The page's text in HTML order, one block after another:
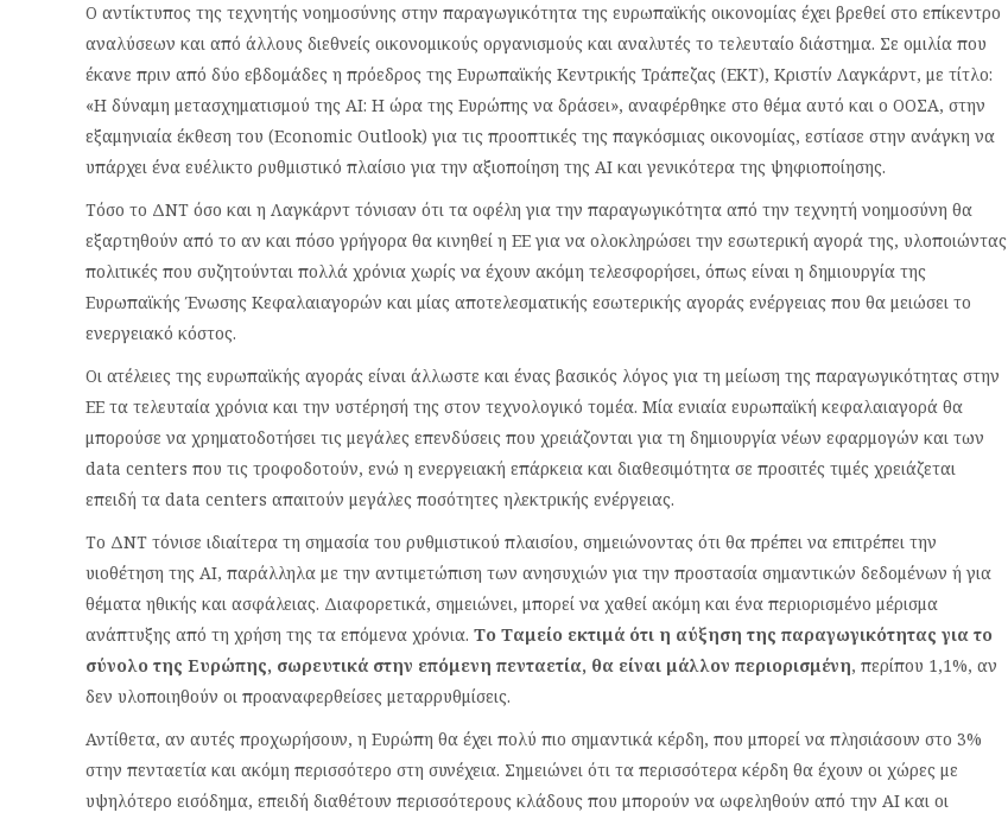
Ο αντίκτυπος της τεχνητής νοημοσύνης στην παραγωγικότητα της ευρωπαϊκής οικονομίας έχει βρεθεί στο επίκεντρο
αναλύσεων και από άλλους διεθνείς οικονομικούς οργανισμούς και αναλυτές το τελευταίο διάστημα. Σε ομιλία που
έκανε πριν από δύο εβδομάδες η πρόεδρος της Ευρωπαϊκής Κεντρικής Τράπεζας (ΕΚΤ), Κριστίν Λαγκάρντ, με τίτλο:
«Η δύναμη μετασχηματισμού της ΑΙ: Η ώρα της Ευρώπης να δράσει», αναφέρθηκε στο θέμα αυτό και ο ΟΟΣΑ, στην
εξαμηνιαία έκθεση του (Economic Outlook) για τις προοπτικές της παγκόσμιας οικονομίας, εστίασε στην ανάγκη να
υπάρχει ένα ευέλικτο ρυθμιστικό πλαίσιο για την αξιοποίηση της ΑΙ και γενικότερα της ψηφιοποίησης.
Τόσο το ΔΝΤ όσο και η Λαγκάρντ τόνισαν ότι τα οφέλη για την παραγωγικότητα από την τεχνητή νοημοσύνη θα
εξαρτηθούν από το αν και πόσο γρήγορα θα κινηθεί η ΕΕ για να ολοκληρώσει την εσωτερική αγορά της, υλοποιώντας
πολιτικές που συζητούνται πολλά χρόνια χωρίς να έχουν ακόμη τελεσφορήσει, όπως είναι η δημιουργία της
Ευρωπαϊκής Ένωσης Κεφαλαιαγορών και μίας αποτελεσματικής εσωτερικής αγοράς ενέργειας που θα μειώσει το
ενεργειακό κόστος.
Οι ατέλειες της ευρωπαϊκής αγοράς είναι άλλωστε και ένας βασικός λόγος για τη μείωση της παραγωγικότητας στην
ΕΕ τα τελευταία χρόνια και την υστέρησή της στον τεχνολογικό τομέα. Μία ενιαία ευρωπαϊκή κεφαλαιαγορά θα
μπορούσε να χρηματοδοτήσει τις μεγάλες επενδύσεις που χρειάζονται για τη δημιουργία νέων εφαρμογών και των
data centers που τις τροφοδοτούν, ενώ η ενεργειακή επάρκεια και διαθεσιμότητα σε προσιτές τιμές χρειάζεται
επειδή τα data centers απαιτούν μεγάλες ποσότητες ηλεκτρικής ενέργειας.
Το ΔΝΤ τόνισε ιδιαίτερα τη σημασία του ρυθμιστικού πλαισίου, σημειώνοντας ότι θα πρέπει να επιτρέπει την
υιοθέτηση της ΑΙ, παράλληλα με την αντιμετώπιση των ανησυχιών για την προστασία σημαντικών δεδομένων ή για
θέματα ηθικής και ασφάλειας. Διαφορετικά, σημειώνει, μπορεί να χαθεί ακόμη και ένα περιορισμένο μέρισμα
ανάπτυξης από τη χρήση της τα επόμενα χρόνια. Το Ταμείο εκτιμά ότι η αύξηση της παραγωγικότητας για το
σύνολο της Ευρώπης, σωρευτικά στην επόμενη πενταετία, θα είναι μάλλον περιορισμένη, περίπου 1,1%, αν
δεν υλοποιηθούν οι προαναφερθείσες μεταρρυθμίσεις.
Αντίθετα, αν αυτές προχωρήσουν, η Ευρώπη θα έχει πολύ πιο σημαντικά κέρδη, που μπορεί να πλησιάσουν στο 3%
στην πενταετία και ακόμη περισσότερο στη συνέχεια. Σημειώνει ότι τα περισσότερα κέρδη θα έχουν οι χώρες με
υψηλότερο εισόδημα, επειδή διαθέτουν περισσότερους κλάδους που μπορούν να ωφεληθούν από την ΑΙ και οι